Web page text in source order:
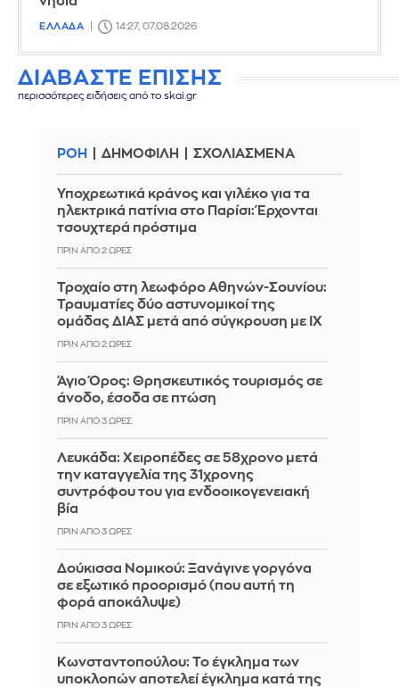
ΕΛΛΑΔΑ 14:27, 07.08.2026
ΔΙΑΒΑΣΤΕ ΕΠΙΣΗΣ
περισσότερες ειδήσεις από το skai.gr
ΡΟΗ ΔΗΜΟΦΙΛΗ ΣΧΟΛΙΑΣΜΕΝΑ
Υποχρεωτικά κράνος και γιλέκο για τα
ηλεκτρικά πατίνια στο Παρίσι: Έρχονται
τσουχτερά πρόστιμα
ΠΡΙΝ ΑΠΌ 2 ΏΡΕΣ
Τροχαίο στη λεωφόρο Αθηνών-Σουνίου:
Τραυματίες δύο αστυνομικοί της
ομάδας ΔΙΑΣ μετά από σύγκρουση με ΙΧ
ΠΡΙΝ ΑΠΌ 2 ΏΡΕΣ
Άγιο Όρος: Θρησκευτικός τουρισμός σε
άνοδο, έσοδα σε πτώση
ΠΡΙΝ ΑΠΌ 3 ΏΡΕΣ
Λευκάδα: Χειροπέδες σε 58χρονο μετά
την καταγγελία της 31χρονης
συντρόφου του για ενδοοικογενειακή
βία
ΠΡΙΝ ΑΠΌ 3 ΏΡΕΣ
Δούκισσα Νομικού: Ξανάγινε γοργόνα
σε εξωτικό προορισμό (που αυτή τη
φορά αποκάλυψε)
ΠΡΙΝ ΑΠΌ 3 ΏΡΕΣ
Κωνσταντοπούλου: Το έγκλημα των
υποκλοπών αποτελεί έγκλημα κατά της